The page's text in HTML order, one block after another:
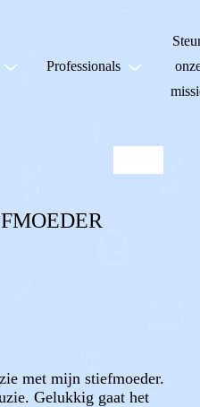
Professionals
met mijn stiefmoeder.
Gelukkig gaat het